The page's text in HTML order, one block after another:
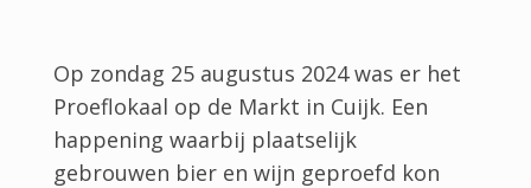
Op zondag 25 augustus 2024 was er het
Proeflokaal op de Markt in Cuijk. Een
happening waarbij plaatselijk
gebrouwen bier en wijn geproefd kon